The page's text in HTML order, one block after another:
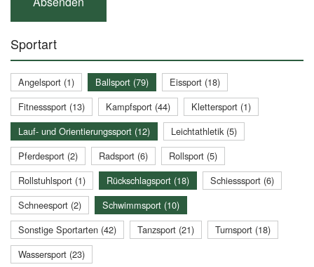
Sportart
Angelsport (1) Ballsport (79)
Eissport (18)
Fitnesssport (13)
Kampfsport (44)
Klettersport (1)
Lauf- und Orientierungssport (12)
Leichtathletik (5)
Pferdesport (2)
Radsport (6)
Rollsport (5)
Rollstuhlsport (1)
Rückschlagsport (18)
Schiesssport (6)
Schneesport (2)
Schwimmsport (10)
Sonstige Sportarten (42)
Tanzsport (21)
Turnsport (18)
Wassersport (23)